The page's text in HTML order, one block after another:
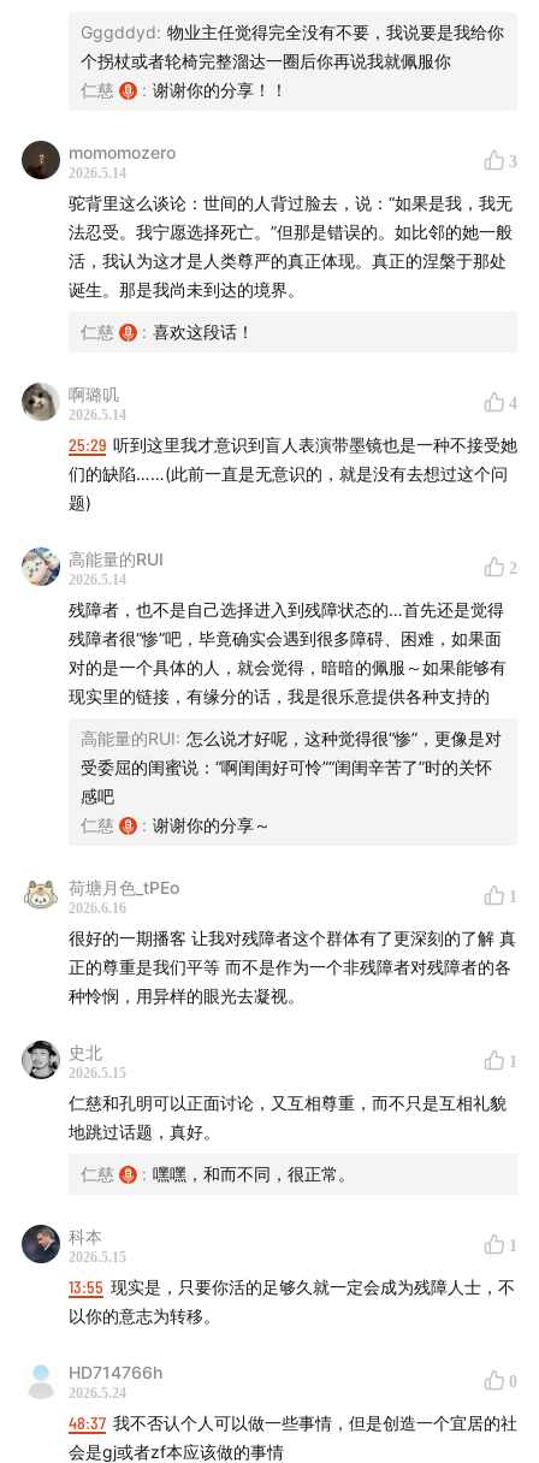
"recovery" makes it hard to coexist with disabled
bodies
disabilities a good thing?
00:28:50| Both pity and fear reflect our core values
00:32:18 | Can we only truly respect the existence
and physical ability even possible?
00:41:07 | Labeling based on stereotypes aligns with
biological instinct—but is it right?
00:43:11| If disability is inevitable, what kind of
society do we want to live in?
00:48:44| The visibility of disability in society
determines our emotional response toward it
【我们是谁 Who We Are】
残言片语是一档用残障视角看主流问题的中文播客。残障
是人类无法逃避的脆弱性问题，我们致力于在日常生活和
刻板印象，打击健全中心主义（Ableism），从而真诚地
感知、理解、创造自己与世界。
“Disabled Talks” is a Chinese podcast that explores
recognizing disability as an unavoidable aspect of
human vulnerability often overlooked in mainstream
discussions. Our mission is to uncover overlooked
events, challenge stereotypes, combat ableism
perceive, understand, and shape ourselves and the
world. Join us in reimagining societal narratives
through the vital prism of disability experience.
仁慈：假肢使用者，残障研究者，过气网红。
孔铭：盲人，导盲犬使用者，音乐家。
Gggddyd: 物业主任觉得完全没有不要，我说要是我给你
个拐杖或者轮椅完整溜达一圈后你再说我就佩服你
仁慈
: 谢谢你的分享！！
momomozero
2026.5.14
3
驼背里这么谈论：世间的人背过脸去，说：“如果是我，我无
法忍受。我宁愿选择死亡。”但那是错误的。如比邻的她一般
活，我认为这才是人类尊严的真正体现。真正的涅槃于那处
诞生。那是我尚未到达的境界。
仁慈 : 喜欢这段话！
啊璐叽
2026.5.14
4
25:29 听到这里我才意识到盲人表演带墨镜也是一种不接受她
们的缺陷……(此前一直是无意识的，就是没有去想过这个问
题)
高能量的RUI
2026.5.14
2
残障者，也不是自己选择进入到残障状态的…首先还是觉得
残障者很“惨”吧，毕竟确实会遇到很多障碍、困难，如果面
对的是一个具体的人，就会觉得，暗暗的佩服～如果能够有
现实里的链接，有缘分的话，我是很乐意提供各种支持的
高能量的RUI: 怎么说才好呢，这种觉得很“惨”，更像是对
受委屈的闺蜜说：“啊闺闺好可怜”“闺闺辛苦了”时的关怀
感吧
仁慈
: 谢谢你的分享～
荷塘月色_tPEo
2026.6.16
1
很好的一期播客 让我对残障者这个群体有了更深刻的了解 真
正的尊重是我们平等 而不是作为一个非残障者对残障者的各
种怜悯，用异样的眼光去凝视。
史北
2026.5.15
1
仁慈和孔明可以正面讨论，又互相尊重，而不只是互相礼貌
地跳过话题，真好。
仁慈 : 嘿嘿，和而不同，很正常。
科本
2026.5.15
1
13:55 现实是，只要你活的足够久就一定会成为残障人士，不
以你的意志为转移。
HD714766h
2026.5.24
0
48:37 我不否认个人可以做一些事情，但是创造一个宜居的社
会是gj或者zf本应该做的事情